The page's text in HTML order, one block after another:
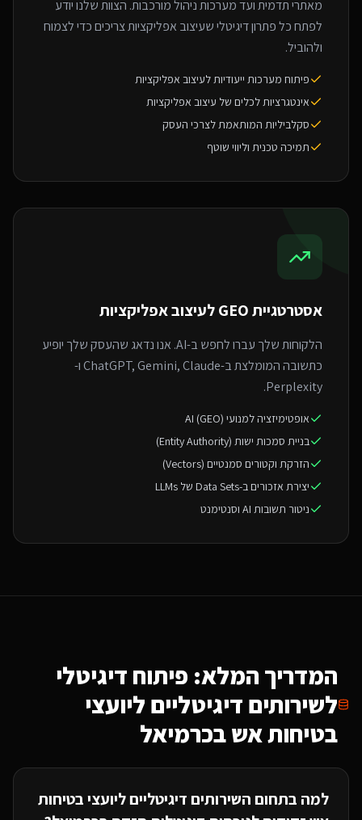
מאתרי תדמית ועד מערכות ניהול מורכבות. הצוות שלנו יודע
לפתח כל פתרון דיגיטלי שעיצוב אפליקציות צריכים כדי לצמוח
ולהוביל.
פיתוח מערכות ייעודיות לעיצוב אפליקציות
אינטגרציות לכלים של עיצוב אפליקציות
סקלביליות המותאמת לצרכי העסק
תמיכה טכנית וליווי שוטף
אסטרטגיית GEO ל עיצוב אפליקציות
הלקוחות שלך עברו לחפש ב-AI. אנו נדאג שהעסק שלך יופיע
כתשובה המומלצת ב-ChatGPT, Gemini, Claude ו-
Perplexity.
אופטימיזציה למנועי AI (GEO)
בניית סמכות ישות (Entity Authority)
הזרקת וקטורים סמנטיים (Vectors)
יצירת אזכורים ב-Data Sets של LLMs
ניטור תשובות AI וסנטימנט
המדריך המלא: פיתוח דיגיטלי
לשירותים דיגיטליים ליועצי
בטיחות אשבכרמיאל
למה בתחום השירותים דיגיטליים ליועצי בטיחות